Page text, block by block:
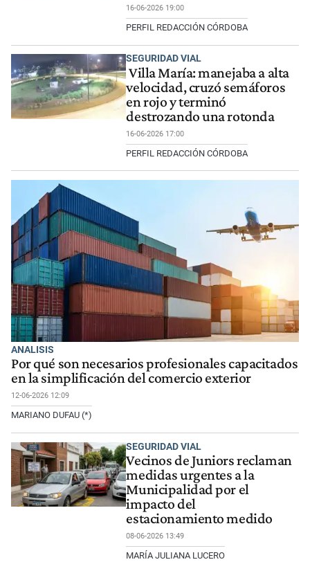
16-06-2026 19:00
PERFIL REDACCIÓN CÓRDOBA
SEGURIDAD VIAL
Villa María: manejaba a alta
velocidad, cruzó semáforos
en rojo y terminó
destrozando una rotonda
16-06-2026 17:00
PERFIL REDACCIÓN CÓRDOBA
ANALISIS
Por qué son necesarios profesionales capacitados
en la simplificación del comercio exterior
12-06-2026 12:09
MARIANO DUFAU (*)
SEGURIDAD VIAL
Vecinos de Juniors reclaman
medidas urgentes a la
Municipalidad por el
impacto del
estacionamiento medido
08-06-2026 13:49
MARÍA JULIANA LUCERO